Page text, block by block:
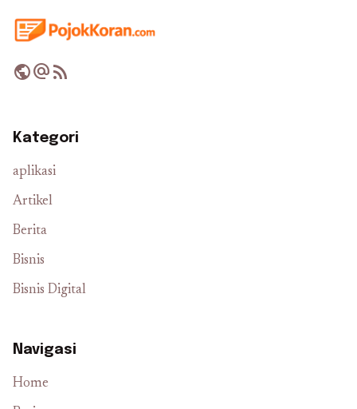
publicalternate_emailrss_feed
Kategori
aplikasi
Artikel
Berita
Bisnis
Bisnis Digital
Navigasi
Home